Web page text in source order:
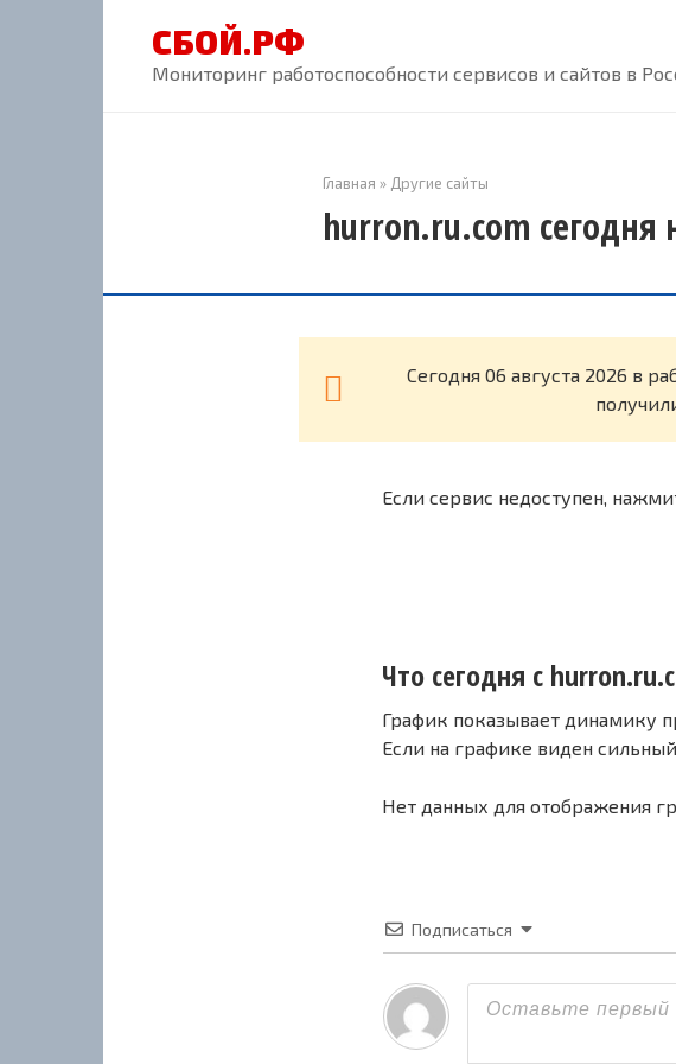
СБОЙ.РФ
Мониторинг работоспособности сервисов и сайтов в
Главная » Другие сайты
hurron.ru.com сегодня
Cегодня 06 августа 2026 в
Если сервис недоступен,
Что сегодня с
График показывает динамику
Если на графике виден
Нет данных для отображения
Подписаться